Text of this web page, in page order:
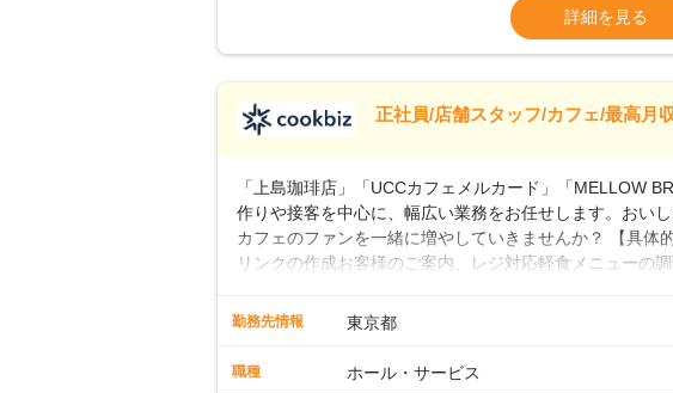
※経験・スキルを考慮の上、決定します。
※別途、残業代および各種手当あり
※試用期間なし
■店長職： ・西日本／月給26万7500円～
■年収例・一般職：年収300万円／月給
詳細を見る
正社員/店舗スタッフ/カフェ/最高月
「上島珈琲店」「UCCカフェメルカード」「MELLOW
作りや接客を中心に、幅広い業務をお任せします。おい
カフェのファンを一緒に増やしていきませんか？ 【具体
リンクの作成お客様のご案内、レジ対応軽食メニューの
寧に教えます。スタッフは20代から40代まで幅広い年齢
す。「カフェの接客は初めて」という方も安心してスタ
勤務先情報 東京都
職種 ホール・サービス